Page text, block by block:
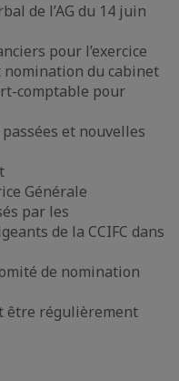
de l’AG du 14 juin
pour l’exercice
du cabinet
comptable pour
et nouvelles
Générale
par les
de la CCIFC dans
de nomination
être régulièrement